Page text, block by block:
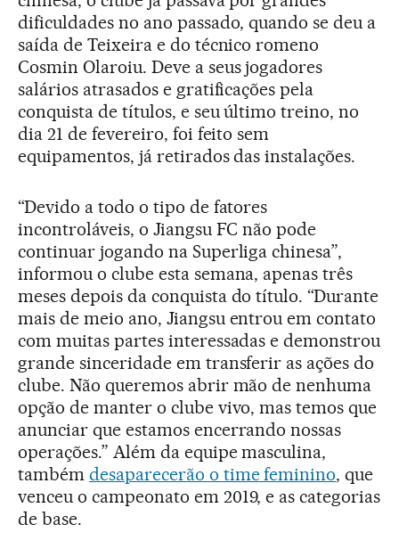
dificuldades no ano passado, quando se deu a
saída de Teixeira e do técnico romeno
Cosmin Olaroiu. Deve a seus jogadores
salários atrasados e gratificações pela
conquista de títulos, e seu último treino, no
dia 21 de fevereiro, foi feito sem
equipamentos, já retirados das instalações.
“Devido a todo o tipo de fatores
incontroláveis, o Jiangsu FC não pode
continuar jogando na Superliga chinesa”,
informou o clube esta semana, apenas três
meses depois da conquista do título. “Durante
mais de meio ano, Jiangsu entrou em contato
com muitas partes interessadas e demonstrou
grande sinceridade em transferir as ações do
clube. Não queremos abrir mão de nenhuma
opção de manter o clube vivo, mas temos que
anunciar que estamos encerrando nossas
operações.” Além da equipe masculina,
também desaparecerão o time feminino, que
venceu o campeonato em 2019, e as categorias
de base.